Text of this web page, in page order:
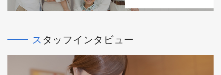
スタッフインタビュー